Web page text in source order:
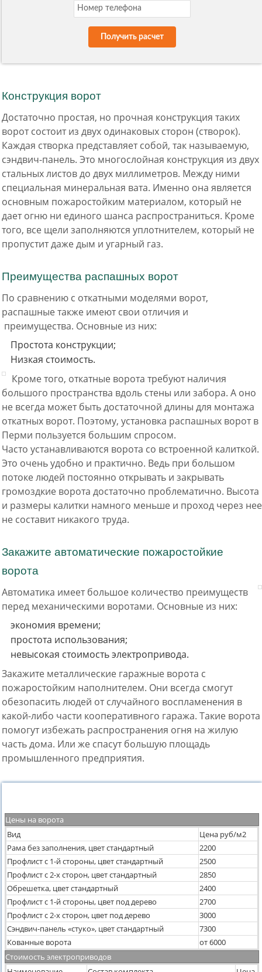
Получить расчет
Конструкция ворот
Достаточно простая, но прочная конструкция таких
ворот состоит из двух одинаковых сторон (створок).
Каждая створка представляет собой, так называемую,
сэндвич-панель. Это многослойная конструкция из двух
стальных листов до двух миллиметров. Между ними
специальная минеральная вата. Именно она является
основным пожаростойким материалом, который не
дает огню ни единого шанса распространиться. Кроме
того, все щели заполняются уплотнителем, который не
пропустит даже дым и угарный газ.
Преимущества распашных ворот
По сравнению с откатными моделями ворот,
распашные также имеют свои отличия и
преимущества. Основные из них:
Простота конструкции;
Низкая стоимость.
Кроме того, откатные ворота требуют наличия
большого пространства вдоль стены или забора. А оно
не всегда может быть достаточной длины для монтажа
откатных ворот. Поэтому, установка распашных ворот в
Перми пользуется большим спросом.
Часто устанавливаются ворота со встроенной калиткой.
Это очень удобно и практично. Ведь при большом
потоке людей постоянно открывать и закрывать
громоздкие ворота достаточно проблематично. Высота
и размеры калитки намного меньше и проход через нее
не составит никакого труда.
Закажите автоматические пожаростойкие
ворота
Автоматика имеет большое количество преимуществ
перед механическими воротами. Основные из них:
экономия времени;
простота использования;
невысокая стоимость электропривода.
Закажите металлические гаражные ворота с
пожаростойким наполнителем. Они всегда смогут
обезопасить людей от случайного воспламенения в
какой-либо части кооперативного гаража. Такие ворота
помогут избежать распространения огня на жилую
часть дома. Или же спасут большую площадь
промышленного предприятия.
Цены на ворота
Вид
Цена руб/м2
Рама без заполнения, цвет стандартный
2200
Профлист с 1-й стороны, цвет стандартный
2500
Профлист с 2-х сторон, цвет стандартный
2850
Обрешетка, цвет стандартный
2400
Профлист с 1-й стороны, цвет под дерево
2700
Профлист с 2-х сторон, цвет под дерево
3000
Сэндвич-панель «стуко», цвет стандартный
7300
Кованные ворота
от 6000
Стоимость электроприводов